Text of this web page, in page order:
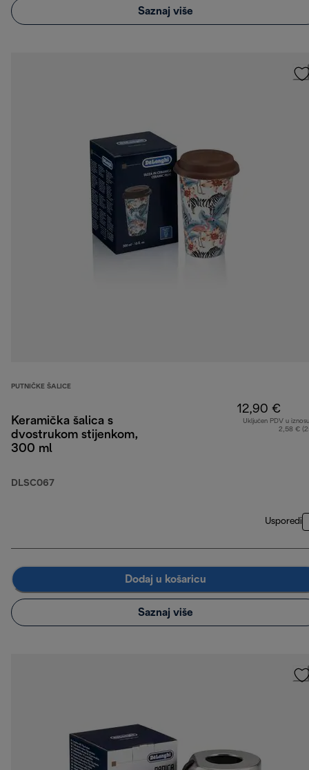
Saznaj više
PUTNIČKE ŠALICE
Keramička šalica s
dvostrukom stijenkom,
300 ml
DLSC067
12,90 €
Uključen PDV u
2,58 €
Usporedi
Dodaj u košaricu
Saznaj više